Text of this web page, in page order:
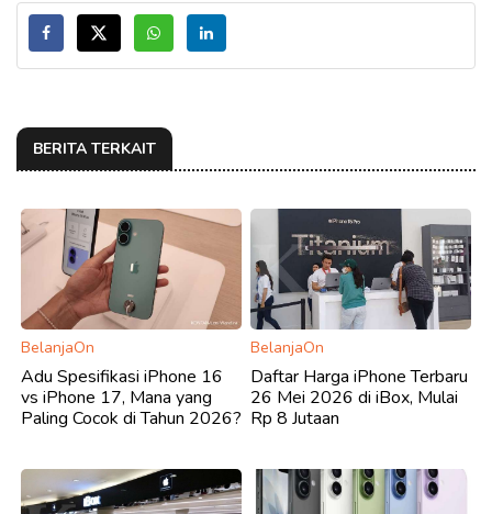
BERITA TERKAIT
BelanjaOn
Adu Spesifikasi iPhone 16
vs iPhone 17, Mana yang
Paling Cocok di Tahun 2026?
BelanjaOn
Daftar Harga iPhone Terbaru
26 Mei 2026 di iBox, Mulai
Rp 8 Jutaan